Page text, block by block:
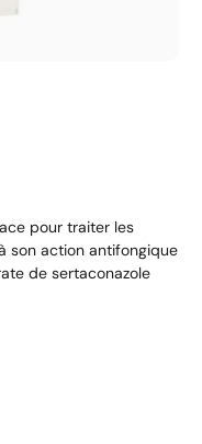
pour traiter les
son action antifongique
de sertaconazole